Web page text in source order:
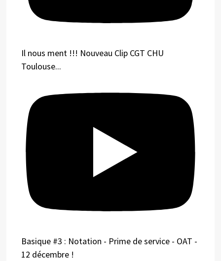
Il nous ment !!! Nouveau Clip CGT CHU
Toulouse...
Basique #3 : Notation - Prime de service - OAT -
12 décembre !